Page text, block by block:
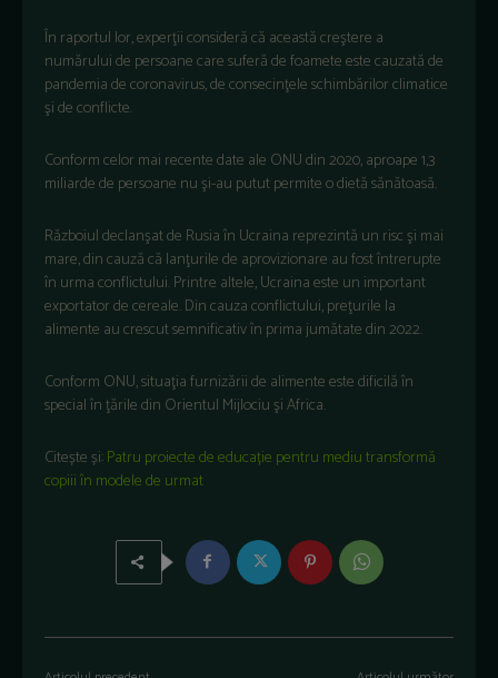
În raportul lor, experţii consideră că această creştere a
numărului de persoane care suferă de foamete este cauzată de
pandemia de coronavirus, de consecinţele schimbărilor climatice
şi de conflicte.
Conform celor mai recente date ale ONU din 2020, aproape 1,3
miliarde de persoane nu şi-au putut permite o dietă sănătoasă.
Războiul declanşat de Rusia în Ucraina reprezintă un risc şi mai
mare, din cauză că lanţurile de aprovizionare au fost întrerupte
în urma conflictului. Printre altele, Ucraina este un important
exportator de cereale. Din cauza conflictului, preţurile la
alimente au crescut semnificativ în prima jumătate din 2022.
Conform ONU, situaţia furnizării de alimente este dificilă în
special în ţările din Orientul Mijlociu şi Africa.
Citește și:Patru proiecte de educație pentru mediu transformă
copiii în modele de urmat